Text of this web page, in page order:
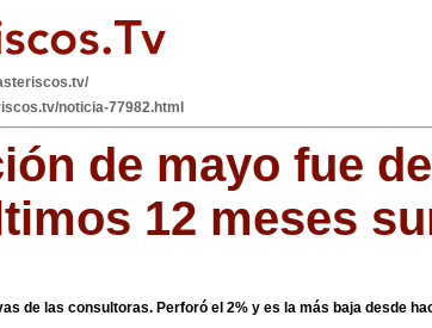
noticia-77982.html
de mayo fue
12 meses
de las consultoras. Perforó el 2% y es la más baja desde